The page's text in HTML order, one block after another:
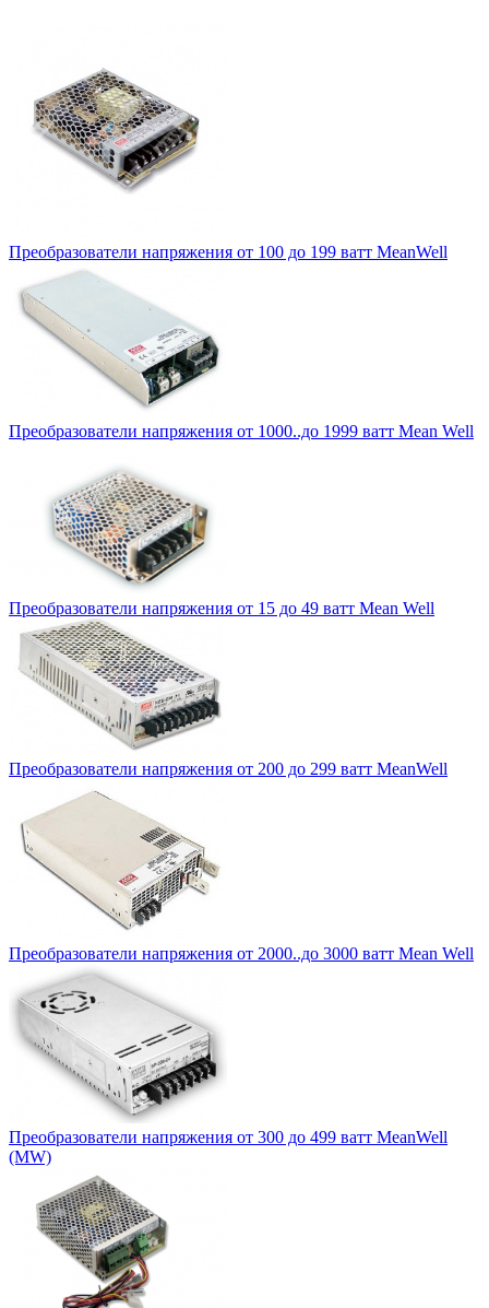
Преобразователи напряжения от 100 до 199 ватт MeanWell
Преобразователи напряжения от 1000..до 1999 ватт Mean Well
Преобразователи напряжения от 15 до 49 ватт Mean Well
Преобразователи напряжения от 200 до 299 ватт MeanWell
Преобразователи напряжения от 2000..до 3000 ватт Mean Well
Преобразователи напряжения от 300 до 499 ватт MeanWell
(MW)